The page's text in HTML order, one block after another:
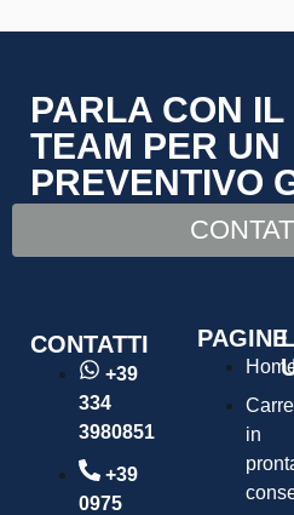
PARLA CON IL
TEAM PER UN
PREVENTIVO
CONTATTI
+39
334
3980851
+39
0975
PAGINE
in